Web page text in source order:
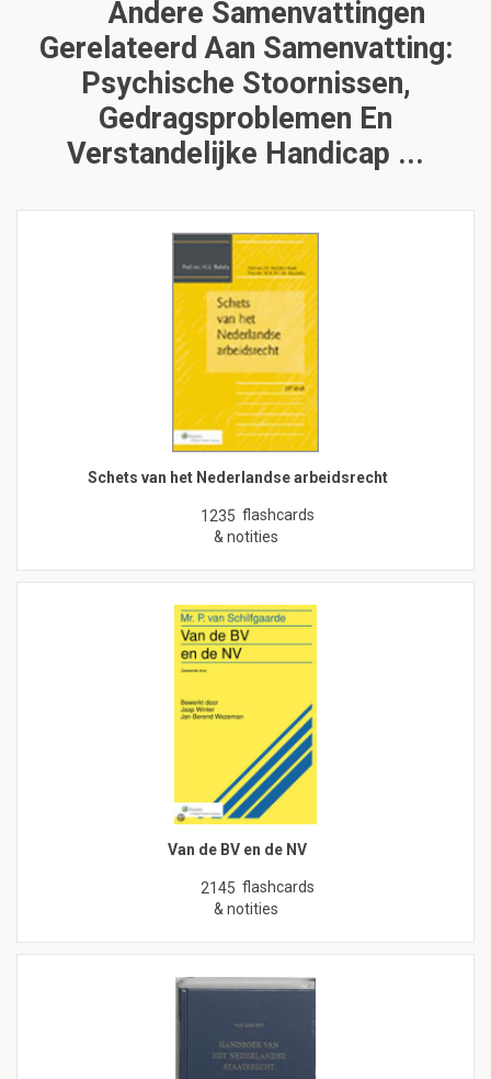
Andere Samenvattingen
Gerelateerd Aan Samenvatting:
Psychische Stoornissen,
Gedragsproblemen En
Verstandelijke Handicap ...
Schets van het Nederlandse arbeidsrecht
1235 flashcards
& notities
Van de BV en de NV
2145 flashcards
& notities